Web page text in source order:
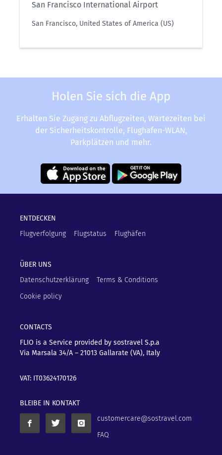
San Francisco International Airport
San Francisco, United States of America (US)
Holen Sie sich die App
Erhalten Sie Zugang zu Abflugzeiten, Wartezeiten bei
der Sicherheitskontrolle, Flughafen-WLAN,
Parkplätzen und mehr.
ENTDECKEN
Flugverfolgung
Flugstatus Flughäfen
ÜBER UNS
Datenschutzerklärung
Terms & Conditions
Cookie policy
CONTACTS
FLIO is a Service provided by sostravel S.p.a
Via Marsala 34/A – 21013 Gallarate (VA), Italy
VAT: IT03624170126
BLEIBE IN KONTAKT
customercare@sostravel.com
FAQ